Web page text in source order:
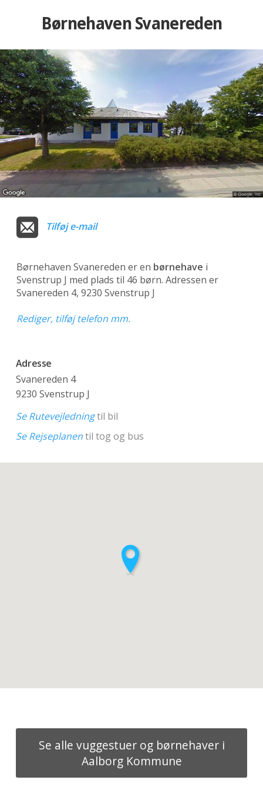
Børnehaven Svanereden
Tilføj e-mail
Børnehaven Svanereden er en børnehave i
Svenstrup J med plads til 46 børn. Adressen er
Svanereden 4, 9230 Svenstrup J
Rediger, tilføj telefon mm.
Adresse
Svanereden 4
9230 Svenstrup J
Se Rutevejledningtil bil
Se Rejseplanentil tog og bus
Se alle vuggestuer og børnehaver i
Aalborg Kommune